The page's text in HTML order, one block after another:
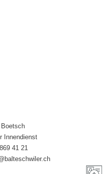
Innendienst
41 21